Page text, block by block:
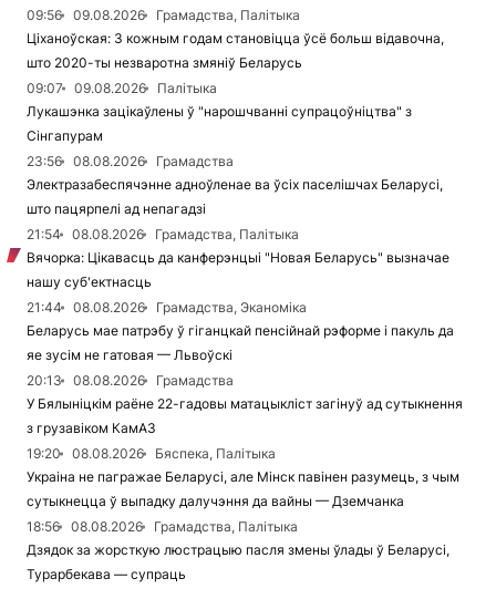
09:56
09.08.2026
Грамадства, Палітыка
Ціханоўская: З кожным годам становіцца ўсё больш відавочна,
што 2020-ты незваротна змяніў Беларусь
09:07
09.08.2026
Палітыка
Лукашэнка зацікаўлены ў "нарошчванні супрацоўніцтва" з
Сінгапурам
23:56
08.08.2026
Грамадства
Электразабеспячэнне адноўленае ва ўсіх паселішчах Беларусі,
што пацярпелі ад непагадзі
21:54
08.08.2026
Грамадства, Палітыка
Вячорка: Цікавасць да канферэнцыі "Новая Беларусь" вызначае
нашу суб'ектнасць
21:44
08.08.2026
Грамадства, Эканоміка
Беларусь мае патрэбу ў гіганцкай пенсійнай рэформе і пакуль да
яе зусім не гатовая — Львоўскі
20:13
08.08.2026
Грамадства
У Бялыніцкім раёне 22-гадовы матацыкліст загінуў ад сутыкнення
з грузавіком КамАЗ
19:20
08.08.2026
Бяспека, Палітыка
Украіна не пагражае Беларусі, але Мінск павінен разумець, з чым
сутыкнецца ў выпадку далучэння да вайны — Дземчанка
18:56
08.08.2026
Грамадства, Палітыка
Дзядок за жорсткую люстрацыю пасля змены ўлады ў Беларусі,
Турарбекава — супраць